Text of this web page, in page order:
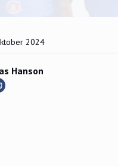
2024
Hanson